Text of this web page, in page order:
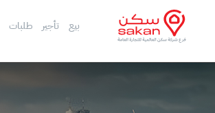
بيع تأجير طلبات